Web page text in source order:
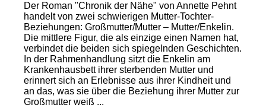
Der Roman "Chronik der Nähe" von Annette Pehnt
handelt von zwei schwierigen Mutter-Tochter-
Beziehungen: Großmutter/Mutter – Mutter/Enkelin.
Die mittlere Figur, die als einzige einen Namen hat,
verbindet die beiden sich spiegelnden Geschichten.
In der Rahmenhandlung sitzt die Enkelin am
Krankenhausbett ihrer sterbenden Mutter und
erinnert sich an Erlebnisse aus ihrer Kindheit und
an das, was sie über die Beziehung ihrer Mutter zur
Großmutter weiß ...